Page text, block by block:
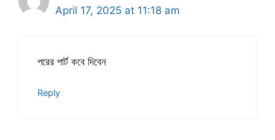
April 17, 2025 at 11:18 am
পরের পার্ট কবে দিবেন
Reply